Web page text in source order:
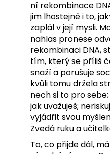
ní rekombinace
jim lhostejné i to,
zaplál v její mysli.
nahlas pronese
rekombinaci DNA,
tím, který se příliš
snaží a porušuje
kvůli tomu držela
nech si to pro
jak uvažuješ;
vyjádřit svou
Zvedá ruku a
To, co přijde dál,